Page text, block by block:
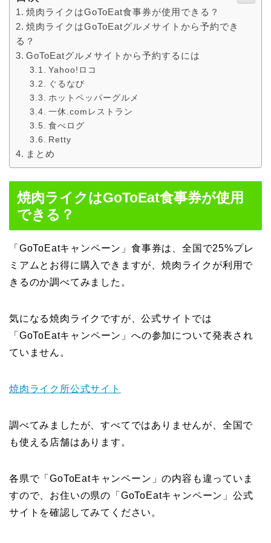
焼肉ライクはGoToEat食事券が使用できる？
焼肉ライクはGoToEatグルメサイトから予約でき
る？
GoToEatグルメサイトから予約するには
Yahoo!ロコ
ぐるなび
ホットペッパーグルメ
一休.comレストラン
食べログ
Retty
まとめ
焼肉ライクはGoToEat食事券が使用
できる？
「GoToEatキャンペーン」食事券は、全国で25%プレ
ミアムとお得に購入できますが、焼肉ライクが利用で
きるのか調べてみました。
気になる焼肉ライクですが、公式サイトでは
「GoToEatキャンペーン」への参加について発表され
ていません。
焼肉ライク所公式サイト
調べてみましたが、すべてではありませんが、全国で
も使える店舗はあります。
各県で「GoToEatキャンペーン」の内容も違っていま
すので、お住いの県の「GoToEatキャンペーン」公式
サイトを確認してみてください。